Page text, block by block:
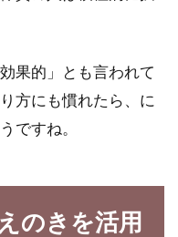
果的」とも言われて
方にも慣れたら、に
ですね。
のきを活用